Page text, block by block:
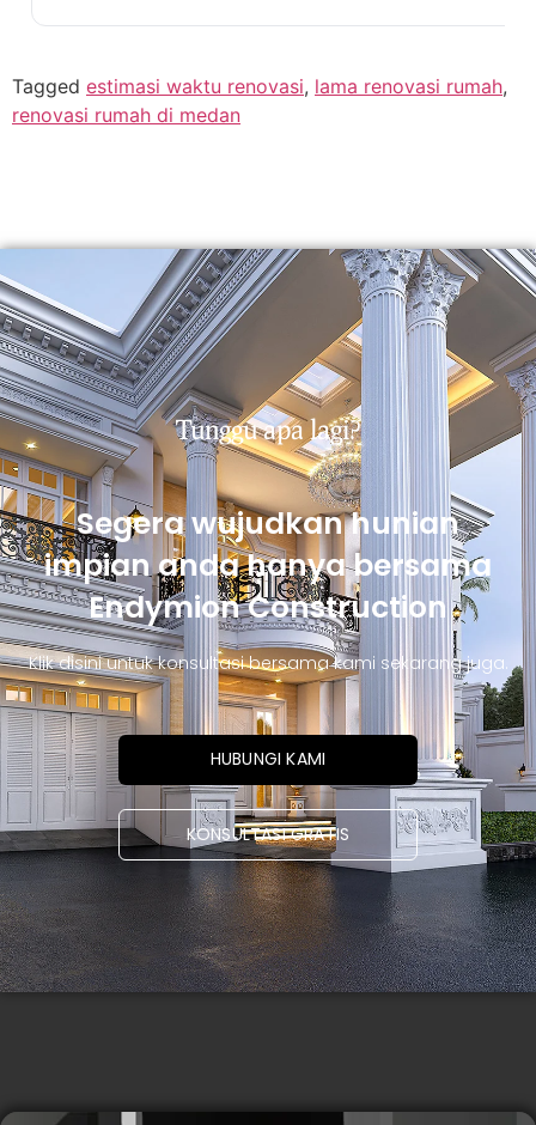
Tagged estimasi waktu renovasi, lama renovasi rumah,
renovasi rumah di medan
Tunggu apa lagi?
Segera wujudkan hunian
impian anda hanya bersama
Endymion Construction
Klik disini untuk konsultasi bersama kami sekarang juga.
HUBUNGI KAMI
KONSULTASI GRATIS